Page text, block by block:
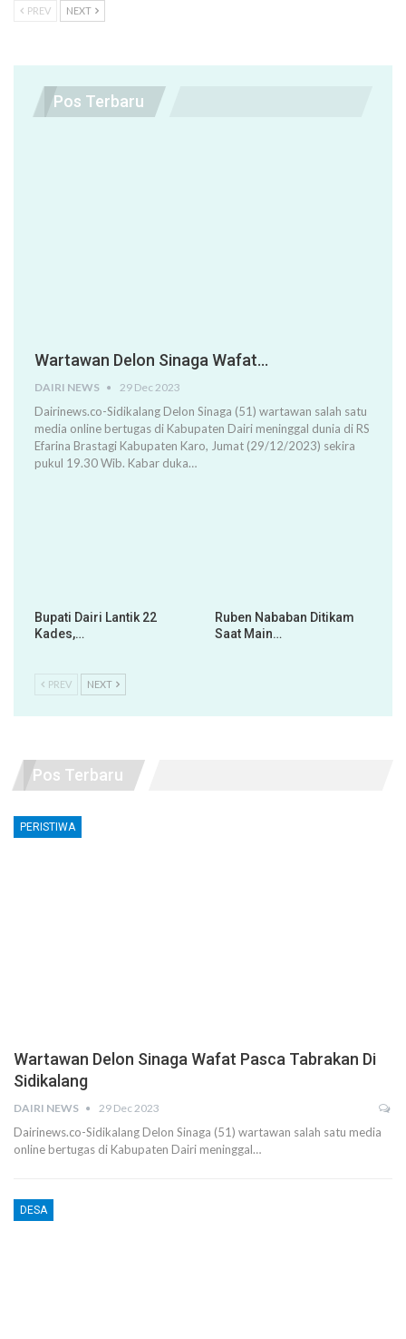
PREV NEXT
Pos Terbaru
Wartawan Delon Sinaga Wafat…
DAIRI NEWS 29 Dec 2023
Dairinews.co-Sidikalang Delon Sinaga (51) wartawan salah satu
media online bertugas di Kabupaten Dairi meninggal dunia di RS
Efarina Brastagi Kabupaten Karo, Jumat (29/12/2023) sekira
pukul 19.30 Wib. Kabar duka…
Bupati Dairi Lantik 22
Kades,…
Ruben Nababan Ditikam
Saat Main…
PREV NEXT
Pos Terbaru
PERISTIWA
Wartawan Delon Sinaga Wafat Pasca Tabrakan Di
Sidikalang
DAIRI NEWS 29 Dec 2023
Dairinews.co-Sidikalang Delon Sinaga (51) wartawan salah satu media
online bertugas di Kabupaten Dairi meninggal…
DESA